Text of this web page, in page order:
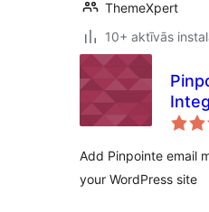
ThemeXpert
10+ aktīvās
Add Pinpointe email
your WordPress site